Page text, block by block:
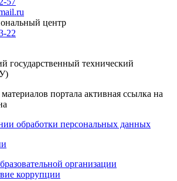
центр
22
государственный технический
портала активная ссылка на
обработки персональных данных
организации
коррупции